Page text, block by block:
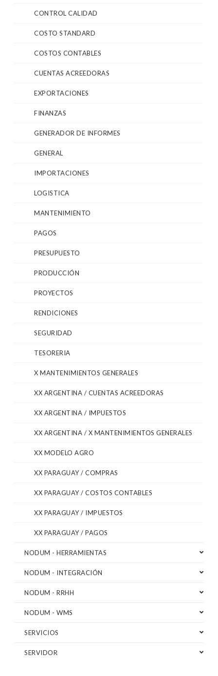
CONTROL CALIDAD
COSTO STANDARD
COSTOS CONTABLES
CUENTAS ACREEDORAS
EXPORTACIONES
FINANZAS
GENERADOR DE INFORMES
GENERAL
IMPORTACIONES
LOGISTICA
MANTENIMIENTO
PAGOS
PRESUPUESTO
PRODUCCIÓN
PROYECTOS
RENDICIONES
SEGURIDAD
TESORERIA
X MANTENIMIENTOS GENERALES
XX ARGENTINA / CUENTAS ACREEDORAS
XX ARGENTINA / IMPUESTOS
XX ARGENTINA / X MANTENIMIENTOS GENERALES
XX MODELO AGRO
XX PARAGUAY / COMPRAS
XX PARAGUAY / COSTOS CONTABLES
XX PARAGUAY / IMPUESTOS
XX PARAGUAY / PAGOS
NODUM - HERRAMIENTAS
NODUM - INTEGRACIÓN
NODUM - RRHH
NODUM - WMS
SERVICIOS
SERVIDOR